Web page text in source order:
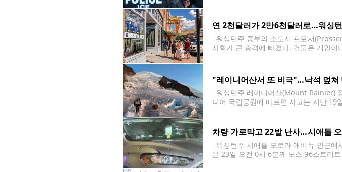
연 2천달러가 2만6천달러로…워싱
워싱턴주 중부의 소도시 프로서
사회가 큰 충격에 빠졌다. 건물은 개인
"레이니어산서 또 비극"…낙석 덮쳐
워싱턴주 레이니어산(Mount Rainier)
니어 국립공원에 따르면 사고는 지난
차량 가로막고 22발 난사…시애틀
워싱턴주 시애틀 오로라 애비뉴 인근
은 23일 오전 0시 6분께 노스 96스트리